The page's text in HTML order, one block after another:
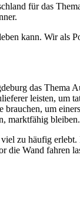
für das
kann. Wir als
das Thema
leisten, um
um
marktfähig bleiben.
zu häufig
die Wand fahren